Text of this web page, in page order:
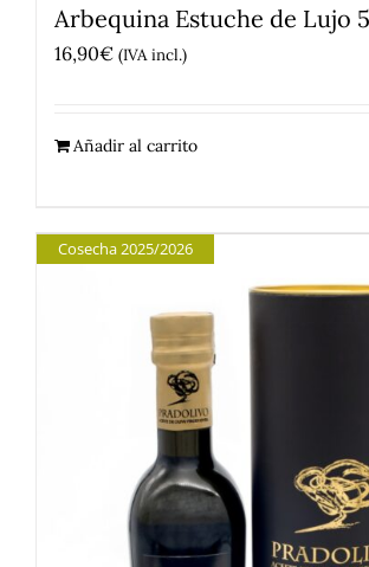
Arbequina Estuche de Lujo
16,90€ (IVA incl.)
Añadir al carrito
Cosecha 2025/2026